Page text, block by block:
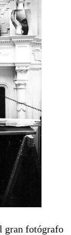
gran fotógrafo